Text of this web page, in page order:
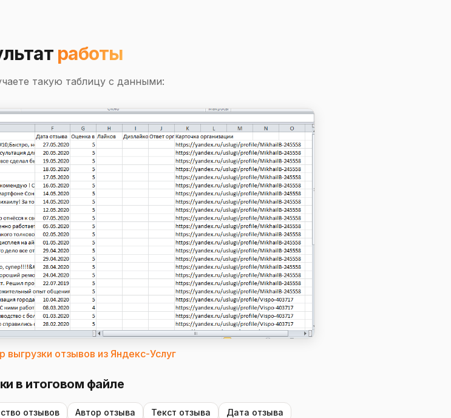
работы
такую таблицу с данными:
выгрузки отзывов из Яндекс-Услуг
в итоговом файле
отзывов Автор отзыва Текст отзыва
Дата отзыва